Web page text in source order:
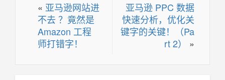
亚马逊 PPC 数据
快速分析，优化关
键字的关键！（Pa
rt 2）
»
« 亚马逊网站进
不去 ？竟然是
Amazon 工程
师打错字！